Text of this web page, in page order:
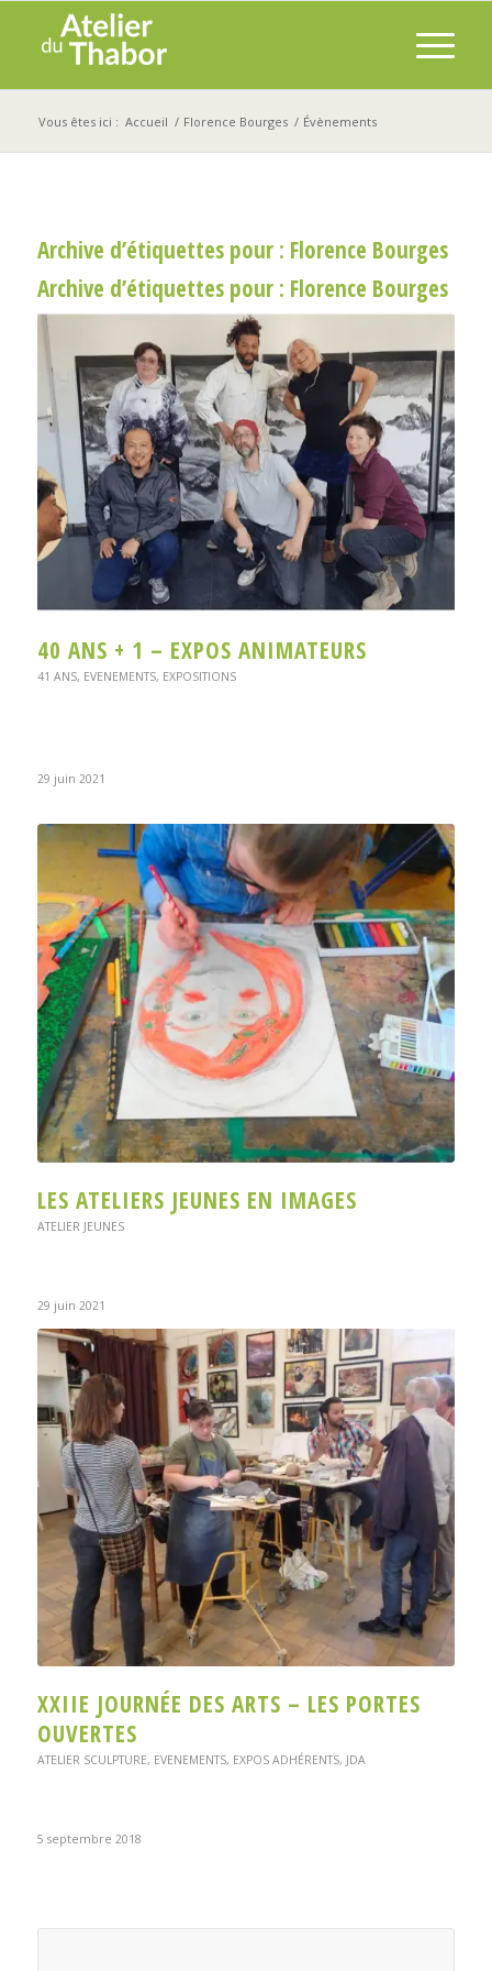
Vous êtes ici : Accueil / Florence Bourges / Évènements
Archive d’étiquettes pour : Florence Bourges
Archive d’étiquettes pour : Florence Bourges
40 ANS + 1 – EXPOS ANIMATEURS
41 ANS, EVENEMENTS, EXPOSITIONS
29 juin 2021
LES ATELIERS JEUNES EN IMAGES
ATELIER JEUNES
29 juin 2021
XXIIE JOURNÉE DES ARTS – LES PORTES
OUVERTES
ATELIER SCULPTURE, EVENEMENTS, EXPOS ADHÉRENTS, JDA
5 septembre 2018